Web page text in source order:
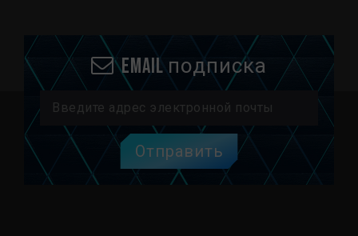
Email подписка
Отправить